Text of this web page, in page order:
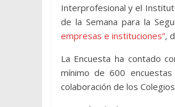
Interprofesional y el
de la Semana para la
empresas e instituciones”,
La Encuesta ha contado
mínimo de 600
colaboración de los